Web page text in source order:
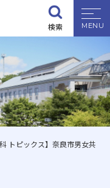
検索
トピックス】奈良市男女共